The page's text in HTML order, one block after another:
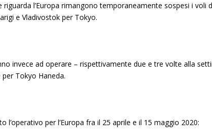
riguarda l’Europa rimangono temporaneamente sospesi i voli
e Vladivostok per Tokyo.
invece ad operare – rispettivamente due e tre volte alla
Tokyo Haneda.
l’operativo per l’Europa fra il 25 aprile e il 15 maggio 2020: